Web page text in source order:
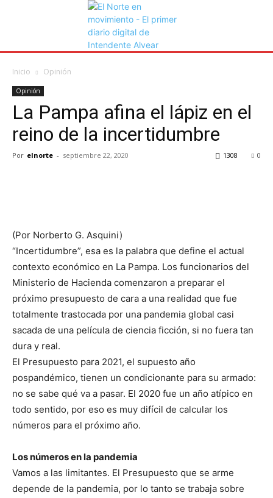
Inicio Opinión
Opinión
La Pampa afina el lápiz en el
reino de la incertidumbre
Por elnorte - septiembre 22, 2020 0
1308
(Por Norberto G. Asquini)
“Incertidumbre”, esa es la palabra que define el actual
contexto económico en La Pampa. Los funcionarios del
Ministerio de Hacienda comenzaron a preparar el
próximo presupuesto de cara a una realidad que fue
totalmente trastocada por una pandemia global casi
sacada de una película de ciencia ficción, si no fuera tan
dura y real.
El Presupuesto para 2021, el supuesto año
pospandémico, tienen un condicionante para su armado:
no se sabe qué va a pasar. El 2020 fue un año atípico en
todo sentido, por eso es muy difícil de calcular los
números para el próximo año.
Los números en la pandemia
Vamos a las limitantes. El Presupuesto que se arme
depende de la pandemia, por lo tanto se trabaja sobre